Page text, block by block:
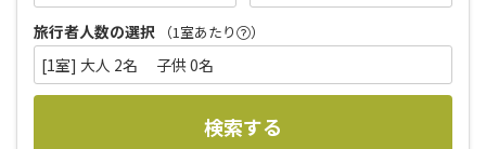
旅行者人数の選択
（1室あたり ）
[1室] 大人 2名 子供 0名
検索する